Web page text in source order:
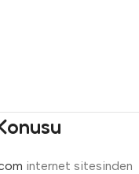
internet sitesinden